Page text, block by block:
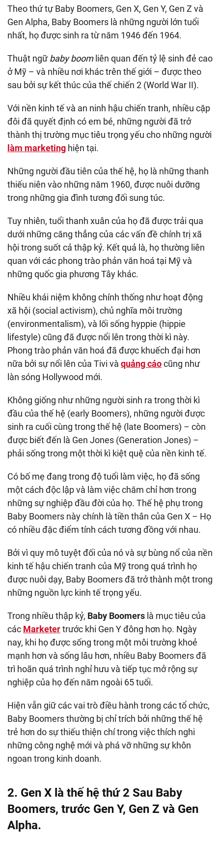
Theo thứ tự Baby Boomers, Gen X, Gen Y, Gen Z và
Gen Alpha, Baby Boomers là những người lớn tuổi
nhất, họ được sinh ra từ năm 1946 đến 1964.
Thuật ngữbaby boom liên quan đến tỷ lệ sinh đẻ cao
ở Mỹ – và nhiều nơi khác trên thế giới – được theo
sau bởi sự kết thúc của thế chiến 2 (World War II).
Với nền kinh tế và an ninh hậu chiến tranh, nhiều cặp
đôi đã quyết định có em bé, những người đã trở
thành thị trường mục tiêu trọng yếu cho những người
làm marketing hiện tại.
Những người đầu tiên của thế hệ, họ là những thanh
thiếu niên vào những năm 1960, được nuôi dưỡng
trong những gia đình tương đối sung túc.
Tuy nhiên, tuổi thanh xuân của họ đã được trải qua
dưới những căng thẳng của các vấn đề chính trị xã
hội trong suốt cả thập kỷ. Kết quả là, họ thường liên
quan với các phong trào phản văn hoá tại Mỹ và
những quốc gia phương Tây khác.
Nhiều khái niệm không chính thống như hoạt động
xã hội (social activism), chủ nghĩa môi trường
(environmentalism), và lối sống hyppie (hippie
lifestyle) cũng đã được nổi lên trong thời kì này.
Phong trào phản văn hoá đã được khuếch đại hơn
nữa bởi sự nổi lên của Tivi và quảng cáocũng như
làn sóng Hollywood mới.
Không giống như những người sinh ra trong thời kì
đầu của thế hệ (early Boomers), những người được
sinh ra cuối cùng trong thế hệ (late Boomers) – còn
được biết đến là Gen Jones (Generation Jones) –
phải sống trong một thời kì kiệt quệ của nền kinh tế.
Có bố mẹ đang trong độ tuổi làm việc, họ đã sống
một cách độc lập và làm việc chăm chỉ hơn trong
những sự nghiệp đầu đời của họ. Thế hệ phụ trong
Baby Boomers này chính là tiền thân của Gen X – Họ
có nhiều đặc điểm tính cách tương đồng với nhau.
Bởi vì quy mô tuyệt đối của nó và sự bùng nổ của nền
kinh tế hậu chiến tranh của Mỹ trong quá trình họ
được nuôi dạy, Baby Boomers đã trở thành một trong
những nguồn lực kinh tế trọng yếu.
Trong nhiều thập kỷ, Baby Boomers là mục tiêu của
các Marketertrước khi Gen Y đông hơn họ. Ngày
nay, khi họ được sống trong một môi trường khoẻ
mạnh hơn và sống lâu hơn, nhiều Baby Boomers đã
trì hoãn quá trình nghỉ hưu và tiếp tục mở rộng sự
nghiệp của họ đến năm ngoài 65 tuổi.
Hiện vẫn giữ các vai trò điều hành trong các tổ chức,
Baby Boomers thường bị chỉ trích bởi những thế hệ
trẻ hơn do sự thiếu thiện chí trong việc thích nghi
những công nghệ mới và phá vỡ những sự khôn
ngoan trong kinh doanh.
2. Gen X là thế hệ thứ 2 Sau Baby
Boomers, trước Gen Y, Gen Z và Gen
Alpha.